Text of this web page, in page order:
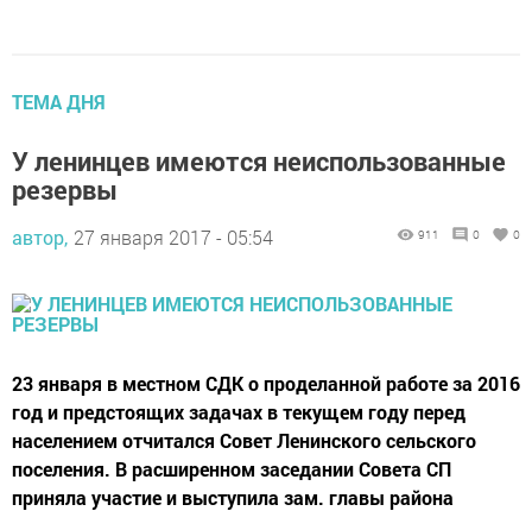
ТЕМА ДНЯ
У ленинцев имеются неиспользованные
резервы
автор, 27 января 2017 - 05:54 911 0 0
23 января в местном СДК о проделанной работе за 2016
год и предстоящих задачах в текущем году перед
населением отчитался Совет Ленинского сельского
поселения. В расширенном заседании Совета СП
приняла участие и выступила зам. главы района